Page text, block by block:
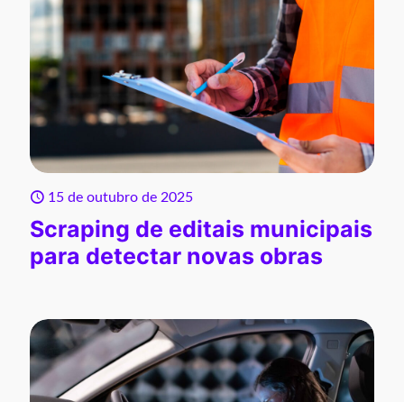
15 de outubro de 2025
Scraping de editais municipais
para detectar novas obras